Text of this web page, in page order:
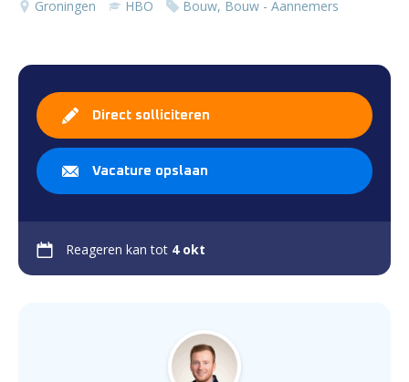
Groningen HBO Bouw, Bouw - Aannemers
Direct solliciteren
Vacature opslaan
Reageren kan tot 4 okt